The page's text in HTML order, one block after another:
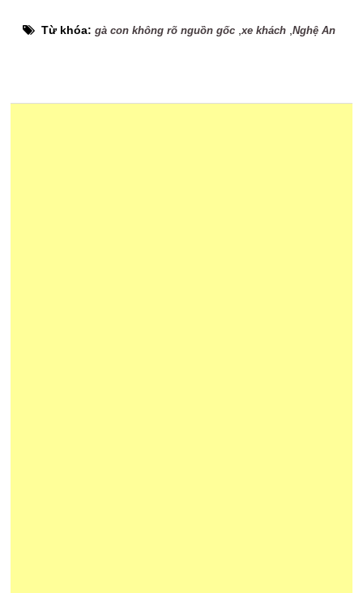
Từ khóa:gà con không rõ nguồn gốc ,xe khách ,Nghệ An